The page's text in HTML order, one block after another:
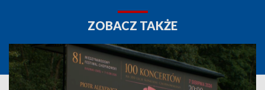
ZOBACZ TAKŻE